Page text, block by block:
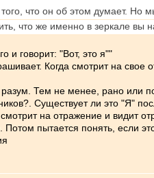
что он об этом думает.
что же именно в зеркале вы
и говорит: "Вот, это я""
Когда смотрит на свое
Тем не менее, рано или
Существует ли это "Я"
на отражение и видит
пытается понять, если